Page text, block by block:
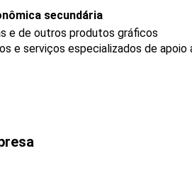
secundária
e de outros produtos gráficos
e serviços especializados de